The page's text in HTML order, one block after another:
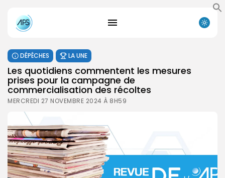
DÉPÊCHES LA UNE
Les quotidiens commentent les mesures
prises pour la campagne de
commercialisation des récoltes
MERCREDI 27 NOVEMBRE 2024 À 8H59